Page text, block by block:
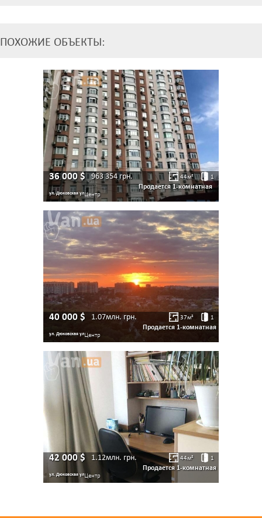
ПОХОЖИЕ ОБЪЕКТЫ:
36 000 $ 963 354грн. 44м² 1
Продается 1-комнатная
ул. Дюковская улЦентр
40 000 $ 1.07млн. грн. 37м² 1
Продается 1-комнатная
ул. Дюковская улЦентр
42 000 $ 1.12млн. грн. 44м² 1
Продается 1-комнатная
ул. Дюковская улЦентр